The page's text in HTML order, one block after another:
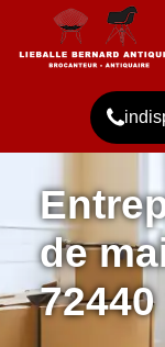
de
72440